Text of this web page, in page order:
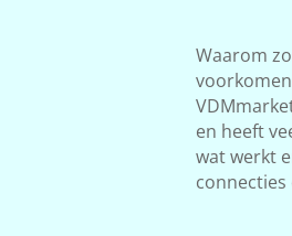
Waarom
en heeft
wat werkt